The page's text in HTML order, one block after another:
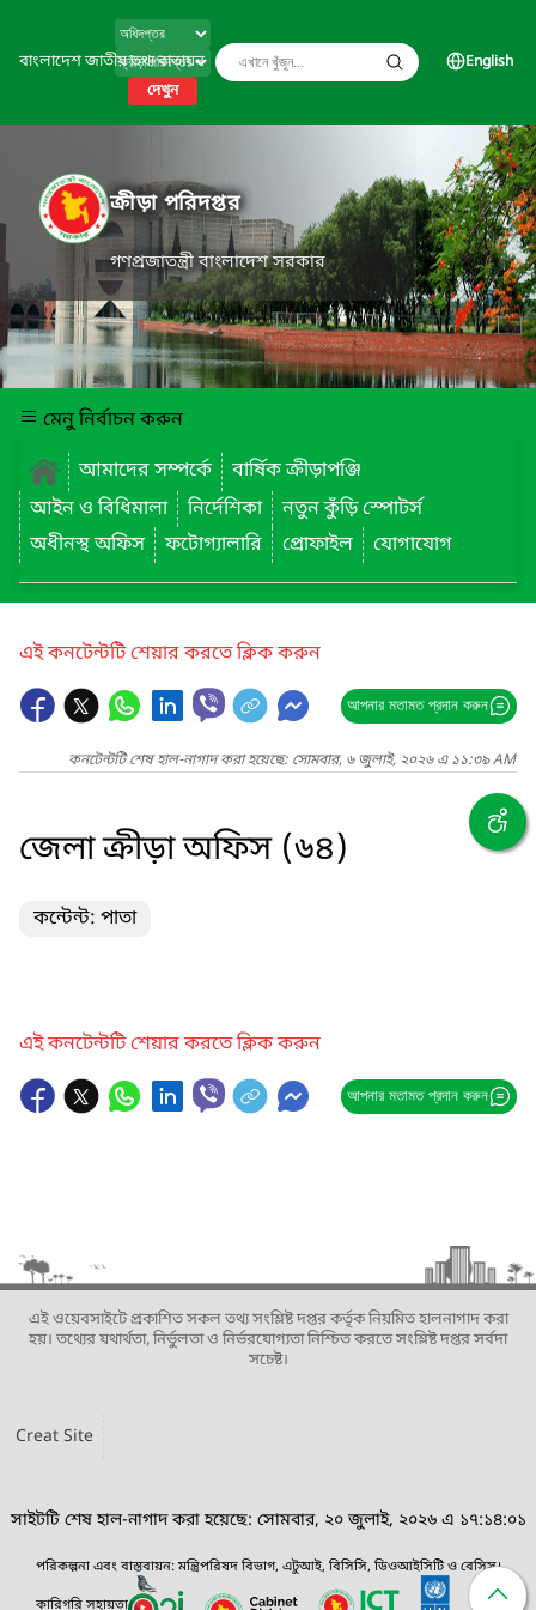
বাংলাদেশ জাতীয় তথ্য বাতায়ন
দেখুন
English
ক্রীড়া পরিদপ্তর
গণপ্রজাতন্ত্রী বাংলাদেশ সরকার
মেনু নির্বাচন করুন
আমাদের সম্পর্কে
বার্ষিক ক্রীড়াপঞ্জি
আইন ও বিধিমালা
নির্দেশিকা
নতুন কুঁড়ি স্পোটর্স
অধীনস্থ অফিস
ফটোগ্যালারি প্রোফাইল যোগাযোগ
এই কনটেন্টটি শেয়ার করতে ক্লিক করুন
আপনার মতামত প্রদান করুন
কনটেন্টটি শেষ হাল-নাগাদ করা হয়েছে: সোমবার, ৬ জুলাই, ২০২৬ এ ১১:৩৯ AM
জেলা ক্রীড়া অফিস (৬৪)
কন্টেন্ট: পাতা
এই কনটেন্টটি শেয়ার করতে ক্লিক করুন
আপনার মতামত প্রদান করুন
এই ওয়েবসাইটে প্রকাশিত সকল তথ্য সংশ্লিষ্ট দপ্তর কর্তৃক নিয়মিত হালনাগাদ করা
হয়। তথ্যের যথার্থতা, নির্ভুলতা ও নির্ভরযোগ্যতা নিশ্চিত করতে সংশ্লিষ্ট দপ্তর সর্বদা
সচেষ্ট।
Creat Site
সাইটটি শেষ হাল-নাগাদ করা হয়েছে: সোমবার, ২০ জুলাই, ২০২৬ এ ১৭:১৪:০১
পরিকল্পনা এবং বাস্তবায়ন: মন্ত্রিপরিষদ বিভাগ, এটুআই, বিসিসি, ডিওআইসিটি ও বেসিস।
কারিগরি সহায়তা